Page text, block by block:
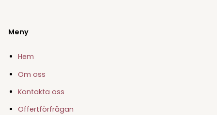
Meny
Hem
Om oss
Kontakta oss
Offertförfrågan